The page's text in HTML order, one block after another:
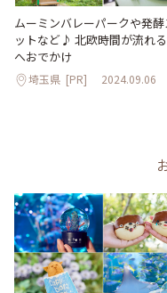
ムーミンバレーパークや発酵
ットなど♪ 北欧時間が流れ
へおでかけ
埼玉県 [PR] 2024.09.06